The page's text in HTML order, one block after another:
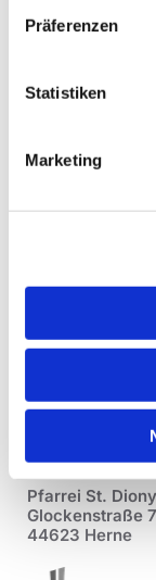
Präferenzen
Statistiken
Marketing
Pfarrei St.
Glockenstraße 7
44623 Herne